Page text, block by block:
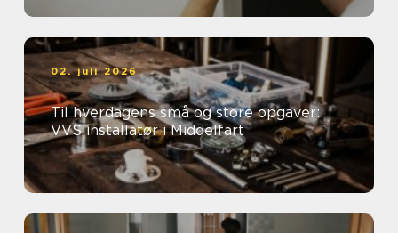
02. juli 2026
Til hverdagens små og store opgaver:
VVS installatør i Middelfart